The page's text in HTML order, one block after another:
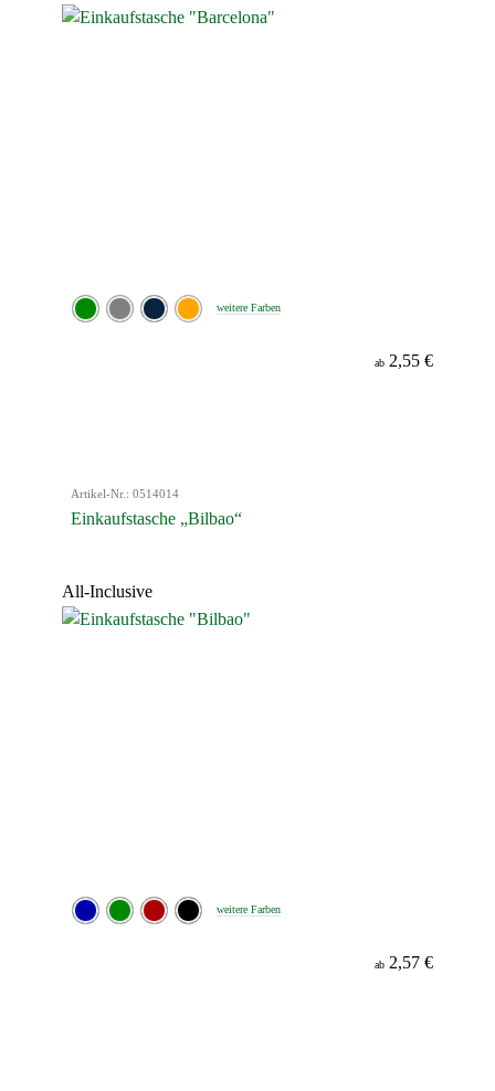
weitere Farben
ab 2,55 €
Artikel-Nr.: 0514014
Einkaufstasche „Bilbao“
All-Inclusive
weitere Farben
ab 2,57 €